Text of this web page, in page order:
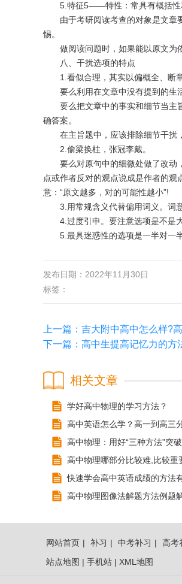
5.特征5——特性：常具有概括性
由于考研阅读考查的对象是文章要
惕。
做阅读问题时，如果能以原文为依
八、干扰选项的特点
1.看似合理，其实以偏概全、断章
要么利用在文章中没有提到的生活
要么把文章中的事实和细节当主旨
确答案。
在主旨题中，应该排除细节干扰，
2.偷梁换柱，张冠李戴。
要么对原句中的细微处做了改动，
点或作者反对的观点说成是作者的
意：“原文越多，对的可能性越小”!
3.用常规含义代替偏用词义。词意
4.过度引申。要注意选项是不是大
5.最具迷惑性的选项是一半对一
发布日期：2022年11月30日
标签：
上一篇： 吉大附中高中怎么样?
下一篇： 高中生提高记忆力的方
相关文章
学好高中物理的学习方法？
高中英语怎么学？高一到高三
高中物理：用好“三种方法”突
高中物理哪部分比较难,比较重
快速学会高中英语成绩的方法
高中物理图像法解题方法例题
网站首页 | 补习 | 中考补习 | 高考
站点地图 | 手机站 | XML地图